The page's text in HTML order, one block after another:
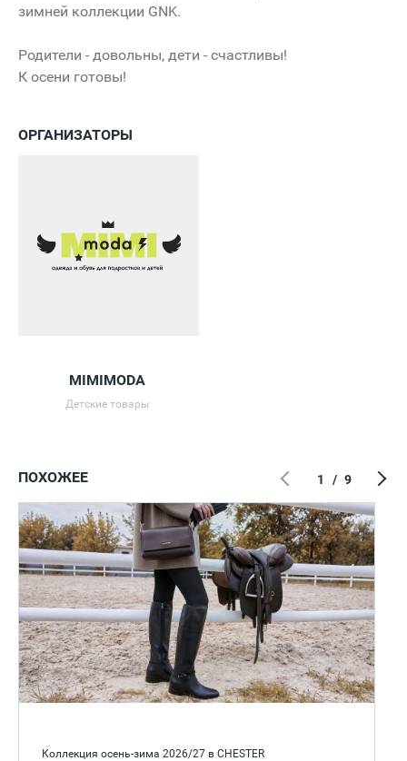
зимней коллекции GNK.
Родители - довольны, дети - счастливы!
К осени готовы!
ОРГАНИЗАТОРЫ
MIMIMODA
Детские товары
ПОХОЖЕЕ
Коллекция осень-зима 2026/27 в CHESTER
1 / 9